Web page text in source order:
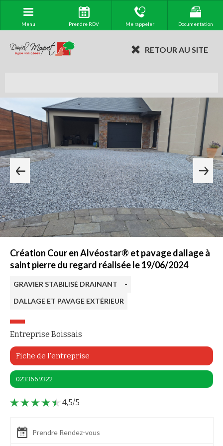
Menu Prendre RDV Me rappeler Documentation
RETOUR AU SITE
Création Cour en Alvéostar® et pavage dallage à
saint pierre du regard réalisée le 19/06/2024
GRAVIER STABILISÉ DRAINANT
-
DALLAGE ET PAVAGE EXTÉRIEUR
Entreprise Boissais
Fiche de l'entreprise
0233669322
4,5/5
Prendre Rendez-vous